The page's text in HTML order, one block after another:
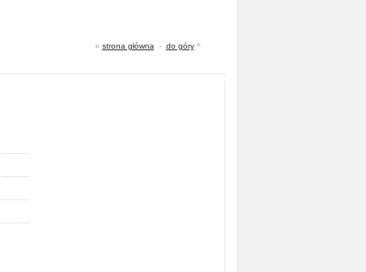
« strona główna - do góry^